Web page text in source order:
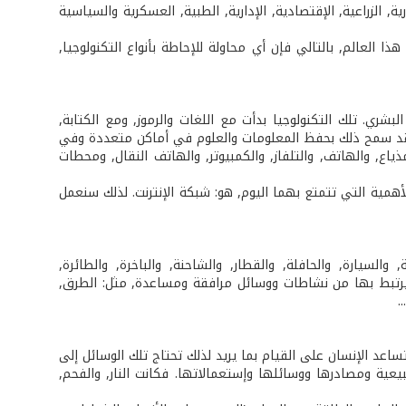
الزراعية, الإقتصادية, الإدارية, الطبية, العسكرية والسياسية
بالتالي فإن أي محاولة للإحاطة بأنواع التكنولوجيا,
تلك التكنولوجيا بدأت مع اللغات والرموز, ومع الكتابة,
سمح ذلك بحفظ المعلومات والعلوم في أماكن متعددة وفي
والهاتف, والتلفاز, والكمبيوتر, والهاتف النقال, ومحطات
التي تتمتع بهما اليوم, هو: شبكة الإنترنت. لذلك سنعمل
والحافلة, والقطار, والشاحنة, والباخرة, والطائرة,
بها من نشاطات ووسائل مرافقة ومساعدة, مثل: الطرق,
الإنسان على القيام بما يريد لذلك تحتاج تلك الوسائل إلى
ومصادرها ووسائلها وإستعمالاتها. فكانت النار, والفحم,